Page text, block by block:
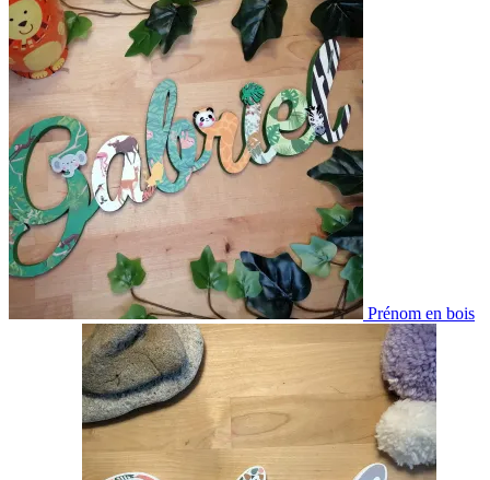
Prénom en bois